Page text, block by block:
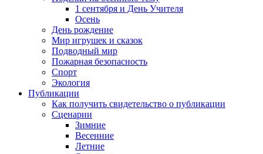
1 сентября и День Учителя
Осень
День рождение
Мир игрушек и сказок
Подводный мир
Пожарная безопасность
Спорт
Экология
Публикации
Как получить свидетельство о публикации
Сценарии
Зимние
Весенние
Летние